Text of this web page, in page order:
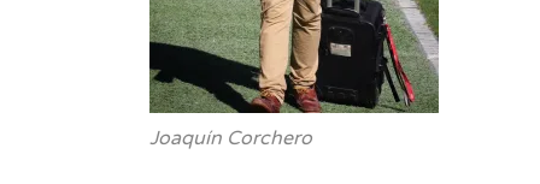
Joaquín Corchero